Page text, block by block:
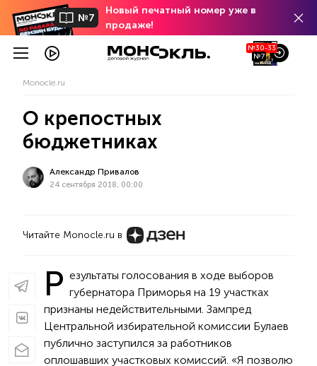
№7
Новый печатный номер уже в
продаже!
№30-33
№7
Monocle.ru
О крепостных
бюджетниках
Александр Привалов
24 сентября 2018, 00:00
Читайте Monocle.ru в
Р езультаты голосования в ходе выборов
губернатора Приморья на 19 участках
признаны недействительными. Зампред
Центральной избирательной комиссии Булаев
публично заступился за работников
оплошавших участковых комиссий. «Я позволю